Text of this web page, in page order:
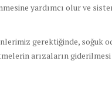
yardımcı olur ve
gerektiğinde, soğuk
arızaların